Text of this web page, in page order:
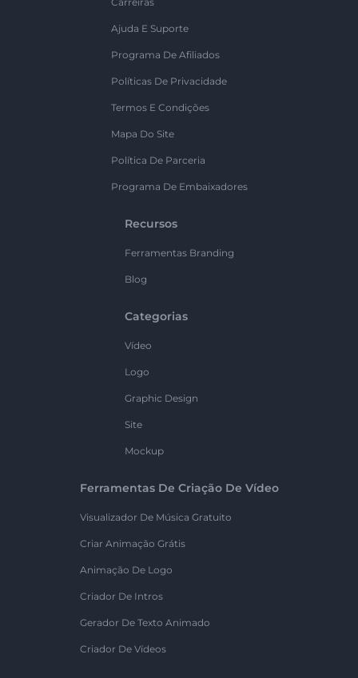
Ajuda E Suporte
Programa De Afiliados
Políticas De Privacidade
Termos E Condições
Mapa Do Site
Política De Parceria
Programa De Embaixadores
Recursos
Ferramentas Branding
Blog
Categorias
Vídeo
Logo
Graphic Design
Site
Mockup
Ferramentas De Criação De Vídeo
Visualizador De Música Gratuito
Criar Animação Grátis
Animação De Logo
Criador De Intros
Gerador De Texto Animado
Criador De Vídeos